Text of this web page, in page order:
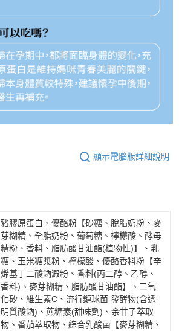
顯示電腦版詳細說明
豬膠原蛋白、優酪粉【砂糖、脫脂奶粉、麥
芽糊精、全脂奶粉、葡萄糖、檸檬酸、酵母
精粉、香料、脂肪酸甘油酯(植物性)】、乳
糖、玉米糖漿粉、檸檬酸、優酪香料粉【辛
烯基丁二酸鈉澱粉、香料(丙二醇、乙醇、
香料)、麥芽糊精、脂肪酸甘油酯】、二氧
化矽、維生素C、流行鏈球菌 發酵物(含透
明質酸鈉)、蔗糖素(甜味劑)、余甘子萃取
物、番茄萃取物、綜合乳酸菌【麥芽糊精、